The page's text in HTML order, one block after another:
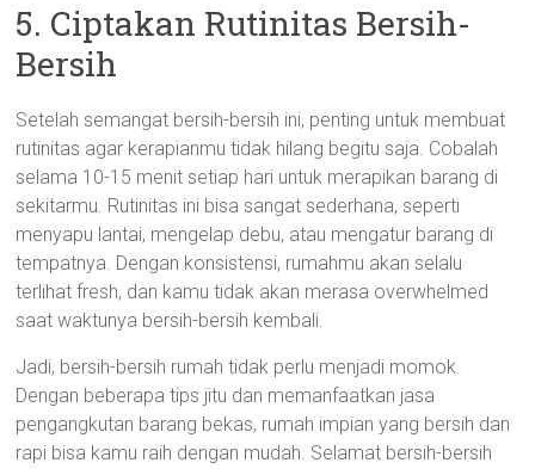
5. Ciptakan Rutinitas Bersih-
Bersih
Setelah semangat bersih-bersih ini, penting untuk membuat
rutinitas agar kerapianmu tidak hilang begitu saja. Cobalah
selama 10-15 menit setiap hari untuk merapikan barang di
sekitarmu. Rutinitas ini bisa sangat sederhana, seperti
menyapu lantai, mengelap debu, atau mengatur barang di
tempatnya. Dengan konsistensi, rumahmu akan selalu
terlihat fresh, dan kamu tidak akan merasa overwhelmed
saat waktunya bersih-bersih kembali.
Jadi, bersih-bersih rumah tidak perlu menjadi momok.
Dengan beberapa tips jitu dan memanfaatkan jasa
pengangkutan barang bekas, rumah impian yang bersih dan
rapi bisa kamu raih dengan mudah. Selamat bersih-bersih